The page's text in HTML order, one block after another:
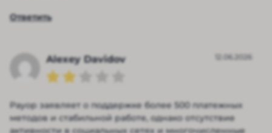
Ответить
Alexey Davidov 12.06.2026
Payop заявляет о поддержке более 500 платежных
методов и стабильной работе, однако отсутствие
активности в социальных сетях и многочисленные